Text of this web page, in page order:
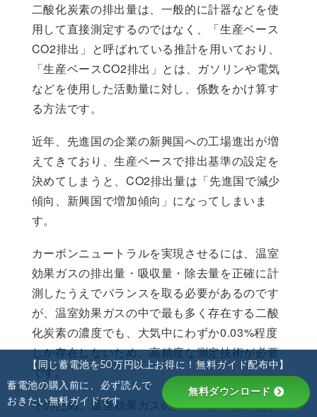
二酸化炭素の排出量は、一般的に計器などを使
用して直接測定するのではなく、「生産ベース
CO2排出」と呼ばれている推計を用いており、
「生産ベースCO2排出」とは、ガソリンや電気
などを使用した活動量に対し、係数をかけ算す
る方法です。
近年、先進国の企業の新興国への工場進出が増
えてきており、生産ベースで排出基準の設定を
決めてしまうと、CO2排出量は「先進国で減少
傾向、新興国で増加傾向」になってしまいま
す。
カーボンニュートラルを実現させるには、温室
効果ガスの排出量・吸収量・除去量を正確に計
測したうえでバランスを取る必要があるのです
が、温室効果ガスの中で最も多く存在する二酸
化炭素の濃度でも、大気中にわずか0.03%程度
しか存在しないため、高精度な測定技術が必要
です。
そのため、温室効果ガスの排出量は直接測定す
【同じ蓄電池を50万円以上お得に！無料ガイド配布中】
蓄電池の購入前に、必ず読んで
おきたい無料ガイドです
無料ダウンロード